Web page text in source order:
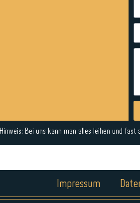
Hinweis: Bei uns kann man alles leihen und
Impressum